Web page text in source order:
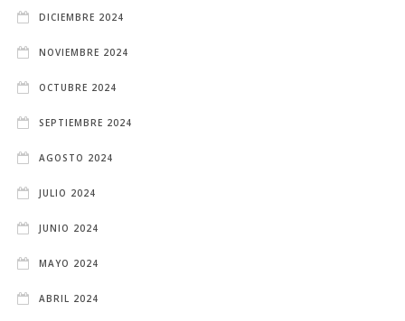
DICIEMBRE 2024
NOVIEMBRE 2024
OCTUBRE 2024
SEPTIEMBRE 2024
AGOSTO 2024
JULIO 2024
JUNIO 2024
MAYO 2024
ABRIL 2024